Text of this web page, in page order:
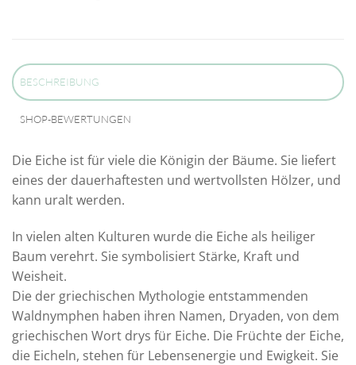
BESCHREIBUNG
SHOP-BEWERTUNGEN
Die Eiche ist für viele die Königin der Bäume. Sie liefert
eines der dauerhaftesten und wertvollsten Hölzer, und
kann uralt werden.
In vielen alten Kulturen wurde die Eiche als heiliger
Baum verehrt. Sie symbolisiert Stärke, Kraft und
Weisheit.
Die der griechischen Mythologie entstammenden
Waldnymphen haben ihren Namen, Dryaden, von dem
griechischen Wort drys für Eiche. Die Früchte der Eiche,
die Eicheln, stehen für Lebensenergie und Ewigkeit. Sie